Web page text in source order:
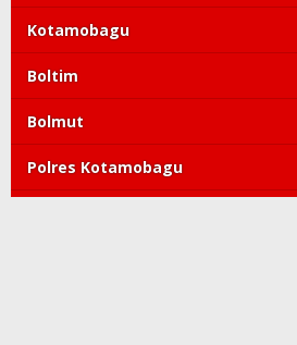
Kotamobagu
Boltim
Bolmut
Polres Kotamobagu